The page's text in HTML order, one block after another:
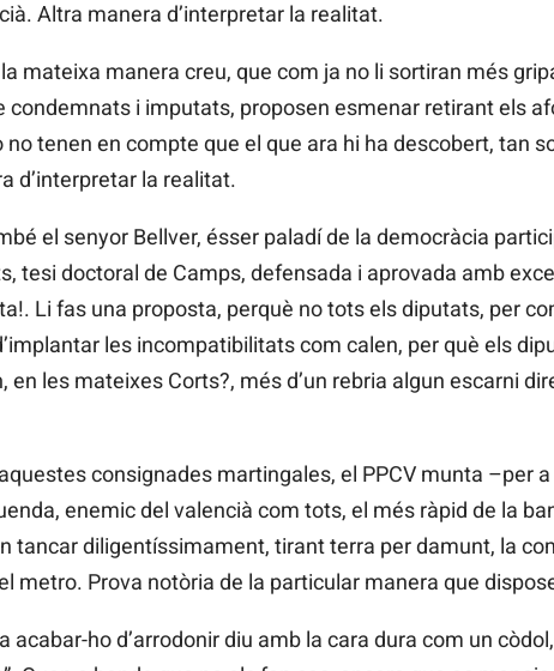
Altra manera d’interpretar la realitat.
la mateixa manera creu, que com ja no li sortiran més
condemnats i imputats, proposen esmenar retirant els
no tenen en compte que el que ara hi ha descobert, tan
d’interpretar la realitat.
el senyor Bellver, ésser paladí de la democràcia
tesi doctoral de Camps, defensada i aprovada amb
Li fas una proposta, perquè no tots els diputats, per
les incompatibilitats com calen, per què els
en les mateixes Corts?, més d’un rebria algun escarni
consignades martingales, el PPCV munta –per
enemic del valencià com tots, el més ràpid de la
tancar diligentíssimament, tirant terra per damunt, la
metro. Prova notòria de la particular manera que
acabar-ho d’arrodonir diu amb la cara dura com un